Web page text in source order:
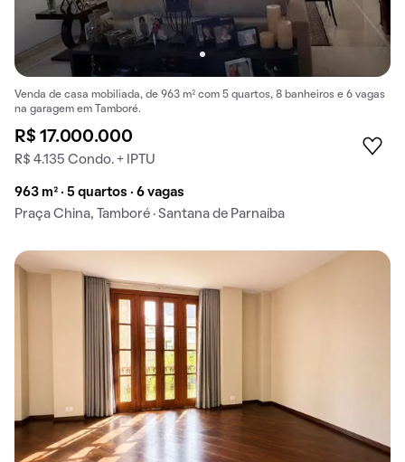
Venda de casa mobiliada, de 963 m² com 5 quartos, 8 banheiros e 6 vagas
na garagem em Tamboré.
R$ 17.000.000
R$ 4.135 Condo. + IPTU
963 m² · 5 quartos · 6 vagas
Praça China, Tamboré · Santana de Parnaíba